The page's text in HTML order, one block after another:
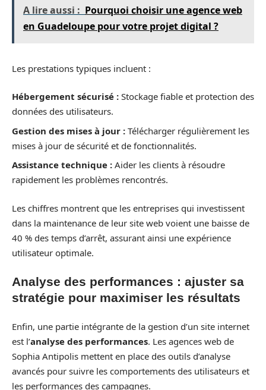
A lire aussi : Pourquoi choisir une agence web
en Guadeloupe pour votre projet digital ?
Les prestations typiques incluent :
Hébergement sécurisé : Stockage fiable et protection des
données des utilisateurs.
Gestion des mises à jour : Télécharger régulièrement les
mises à jour de sécurité et de fonctionnalités.
Assistance technique : Aider les clients à résoudre
rapidement les problèmes rencontrés.
Les chiffres montrent que les entreprises qui investissent
dans la maintenance de leur site web voient une baisse de
40 % des temps d’arrêt, assurant ainsi une expérience
utilisateur optimale.
Analyse des performances : ajuster sa
stratégie pour maximiser les résultats
Enfin, une partie intégrante de la gestion d’un site internet
est l’analyse des performances. Les agences web de
Sophia Antipolis mettent en place des outils d’analyse
avancés pour suivre les comportements des utilisateurs et
les performances des campagnes.